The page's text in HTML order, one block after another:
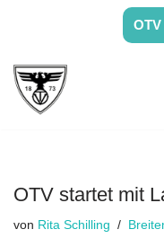
Inhalt
springen
OTV
OTV startet mit
von Rita Schilling